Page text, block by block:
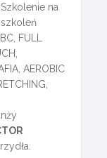
Szkolenie na
FULL
AEROBIC